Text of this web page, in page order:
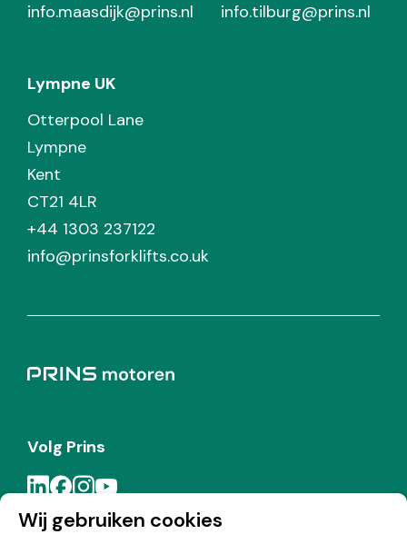
Wij gebruiken cookies
info.maasdijk@prins.nl
info.tilburg@prins.nl
Lympne UK
Otterpool Lane
Lympne
Kent
CT21 4LR
+44 1303 237122
info@prinsforklifts.co.uk
Volg Prins